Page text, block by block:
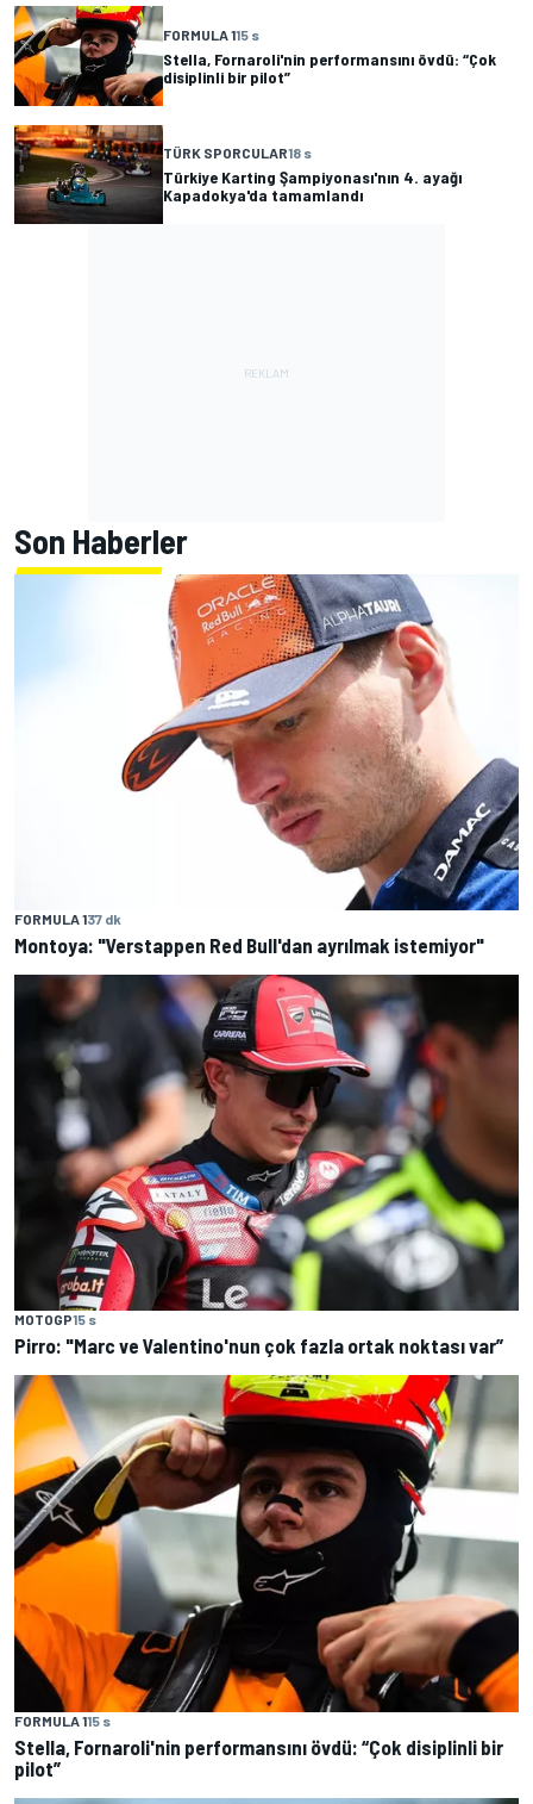
FORMULA 115 s
Stella, Fornaroli'nin performansını övdü: “Çok
disiplinli bir pilot”
TÜRK SPORCULAR18 s
Türkiye Karting Şampiyonası'nın 4. ayağı
Kapadokya'da tamamlandı
Son Haberler
FORMULA 137 dk
Montoya: "Verstappen Red Bull'dan ayrılmak istemiyor"
MOTOGP15 s
Pirro: "Marc ve Valentino'nun çok fazla ortak noktası var”
FORMULA 115 s
Stella, Fornaroli'nin performansını övdü: “Çok disiplinli bir
pilot”